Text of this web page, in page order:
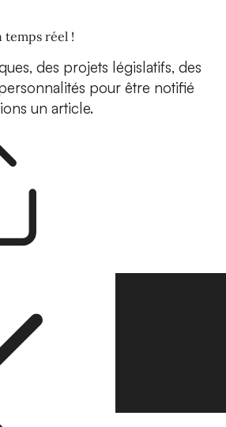
temps réel !
des projets législatifs, des
pour être notifié
un article.